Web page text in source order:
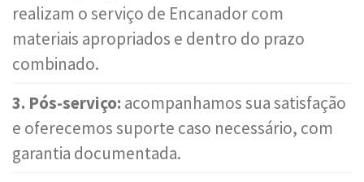
realizam o serviço de Encanador com
materiais apropriados e dentro do prazo
combinado.
3. Pós-serviço: acompanhamos sua satisfação
e oferecemos suporte caso necessário, com
garantia documentada.